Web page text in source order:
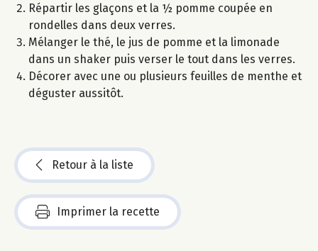
Répartir les glaçons et la ½ pomme coupée en
rondelles dans deux verres.
Mélanger le thé, le jus de pomme et la limonade
dans un shaker puis verser le tout dans les verres.
Décorer avec une ou plusieurs feuilles de menthe et
déguster aussitôt.
Retour à la liste
Imprimer la recette